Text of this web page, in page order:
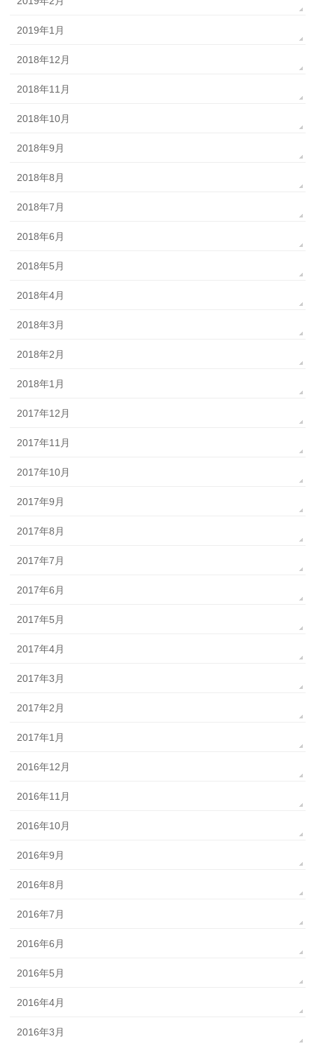
2019年1月
2018年12月
2018年11月
2018年10月
2018年9月
2018年8月
2018年7月
2018年6月
2018年5月
2018年4月
2018年3月
2018年2月
2018年1月
2017年12月
2017年11月
2017年10月
2017年9月
2017年8月
2017年7月
2017年6月
2017年5月
2017年4月
2017年3月
2017年2月
2017年1月
2016年12月
2016年11月
2016年10月
2016年9月
2016年8月
2016年7月
2016年6月
2016年5月
2016年4月
2016年3月